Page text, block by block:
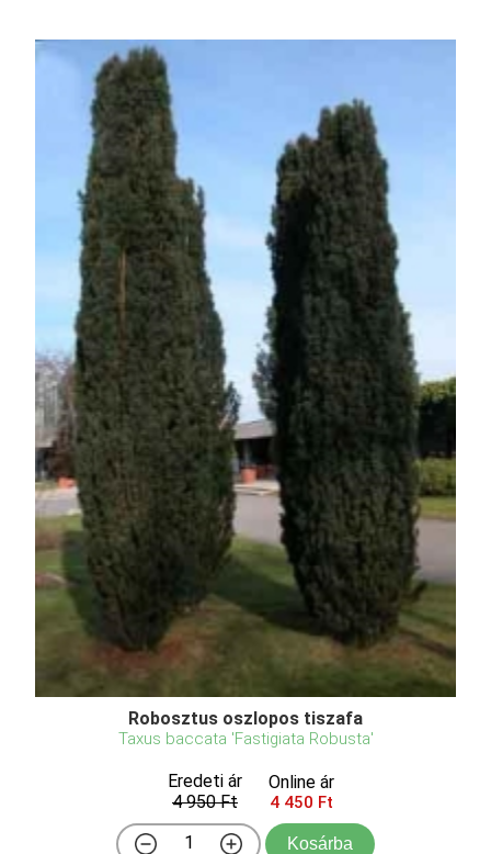
Robosztus oszlopos tiszafa
Taxus baccata 'Fastigiata Robusta'
Eredeti ár
4 950 Ft
Online ár
4 450 Ft
Kosárba